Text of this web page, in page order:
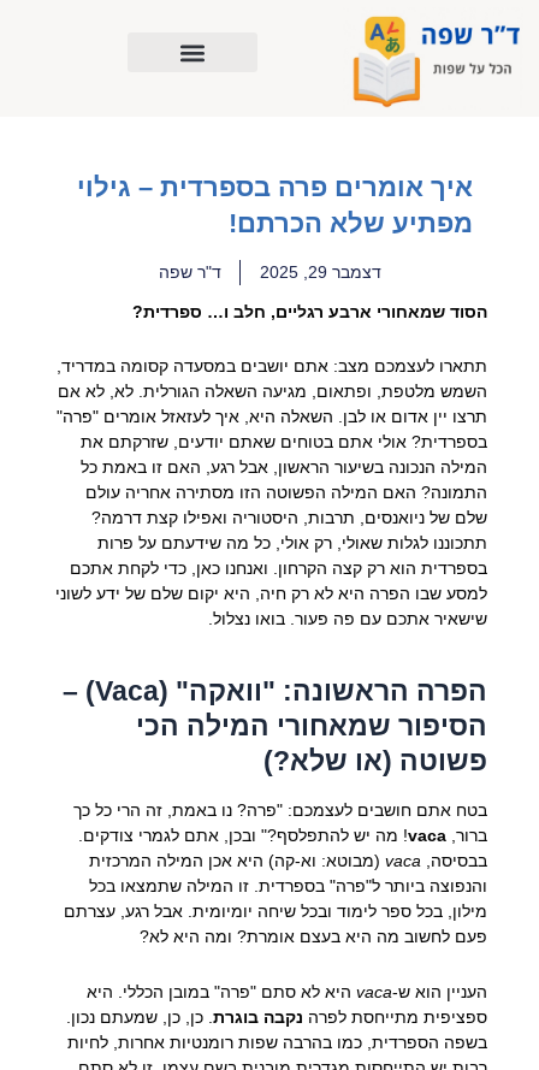
לתוכן
איך אומרים פרה בספרדית – גילוי
מפתיע שלא הכרתם!
דצמבר 29, 2025 ד"ר שפה
הסוד שמאחורי ארבע רגליים, חלב ו… ספרדית?
תתארו לעצמכם מצב: אתם יושבים במסעדה קסומה במדריד,
השמש מלטפת, ופתאום, מגיעה השאלה הגורלית. לא, לא אם
תרצו יין אדום או לבן. השאלה היא, איך לעזאזל אומרים "פרה"
בספרדית? אולי אתם בטוחים שאתם יודעים, שזרקתם את
המילה הנכונה בשיעור הראשון, אבל רגע, האם זו באמת כל
התמונה? האם המילה הפשוטה הזו מסתירה אחריה עולם
שלם של ניואנסים, תרבות, היסטוריה ואפילו קצת דרמה?
תתכוננו לגלות שאולי, רק אולי, כל מה שידעתם על פרות
בספרדית הוא רק קצה הקרחון. ואנחנו כאן, כדי לקחת אתכם
למסע שבו הפרה היא לא רק חיה, היא יקום שלם של ידע לשוני
שישאיר אתכם עם פה פעור. בואו נצלול.
הפרה הראשונה: "וואקה" (Vaca) –
הסיפור שמאחורי המילה הכי
פשוטה (או שלא?)
בטח אתם חושבים לעצמכם: "פרה? נו באמת, זה הרי כל כך
ברור, vaca! מה יש להתפלסף?" ובכן, אתם לגמרי צודקים.
בבסיסה, vaca(מבוטא: וא-קה) היא אכן המילה המרכזית
והנפוצה ביותר ל"פרה" בספרדית. זו המילה שתמצאו בכל
מילון, בכל ספר לימוד ובכל שיחה יומיומית. אבל רגע, עצרתם
פעם לחשוב מה היא בעצם אומרת? ומה היא לא?
העניין הוא ש-vacaהיא לא סתם "פרה" במובן הכללי. היא
ספציפית מתייחסת לפרה נקבה בוגרת. כן, כן, שמעתם נכון.
בשפה הספרדית, כמו בהרבה שפות רומנטיות אחרות, לחיות